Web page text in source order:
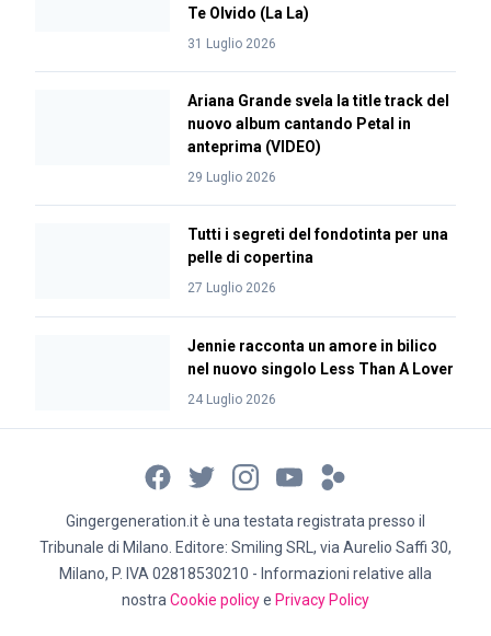
Te Olvido (La La)
31 Luglio 2026
Ariana Grande svela la title track del
nuovo album cantando Petal in
anteprima (VIDEO)
29 Luglio 2026
Tutti i segreti del fondotinta per una
pelle di copertina
27 Luglio 2026
Jennie racconta un amore in bilico
nel nuovo singolo Less Than A Lover
24 Luglio 2026
Gingergeneration.it è una testata registrata presso il
Tribunale di Milano. Editore: Smiling SRL, via Aurelio Saffi 30,
Milano, P. IVA 02818530210 - Informazioni relative alla
nostraCookie policye Privacy Policy